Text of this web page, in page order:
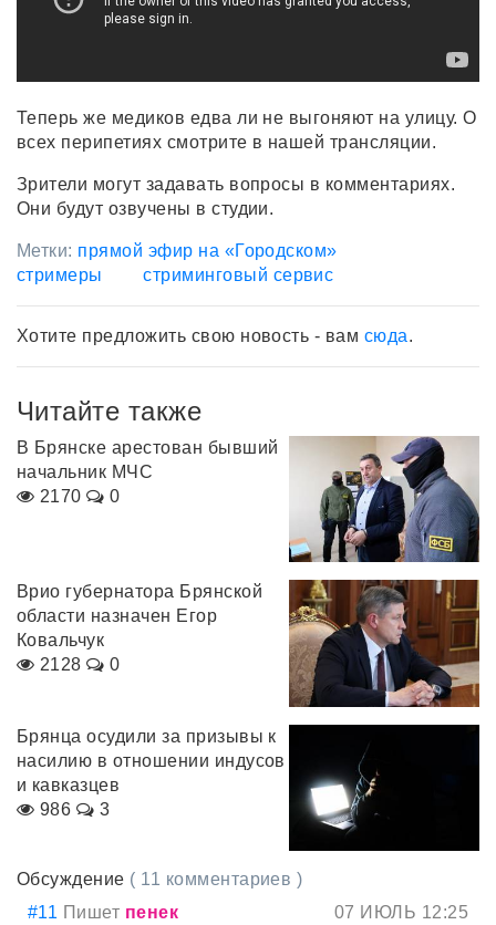
Теперь же медиков едва ли не выгоняют на улицу. О
всех перипетиях смотрите в нашей трансляции.
Зрители могут задавать вопросы в комментариях.
Они будут озвучены в студии.
Метки: прямой эфир на «Городском»
стримеры
стриминговый сервис
Хотите предложить свою новость - вам сюда.
Читайте также
В Брянске арестован бывший
начальник МЧС
2170
0
Врио губернатора Брянской
области назначен Егор
Ковальчук
2128
0
Брянца осудили за призывы к
насилию в отношении индусов
и кавказцев
986
3
Обсуждение ( 11 комментариев )
#11 Пишет пенек
07 ИЮЛЬ 12:25